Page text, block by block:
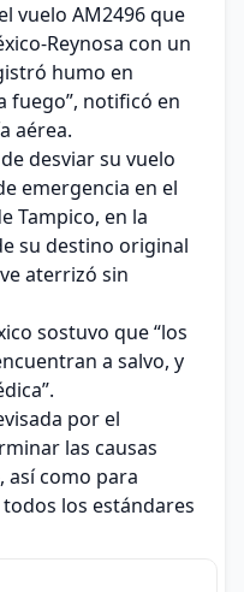
vuelo AM2496 que
Reynosa con un
humo en
fuego”, notificó en
aérea.
desviar su vuelo
emergencia en el
Tampico, en la
su destino original
aterrizó sin
sostuvo que “los
a salvo, y
por el
las causas
como para
los estándares